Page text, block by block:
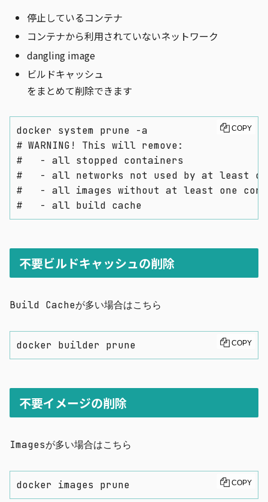
停止しているコンテナ
コンテナから利用されていないネットワーク
dangling image
ビルドキャッシュ
をまとめて削除できます
docker system prune -a
# WARNING! This will remove:
#   - all stopped containers
#   - all networks not used by at least
#   - all images without at least one
#   - all build cache
COPY
不要ビルドキャッシュの削除
Build Cacheが多い場合はこちら
docker builder prune COPY
不要イメージの削除
Imagesが多い場合はこちら
docker images prune COPY